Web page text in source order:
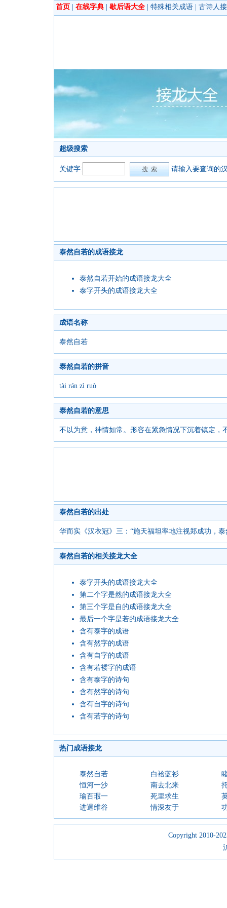
首页 在线字典 歇后语大全 特殊相关成语 古诗人
超级搜索
关键字: 请输入要查询的
泰然自若的成语接龙
泰然自若开始的成语接龙大全
泰字开头的成语接龙大全
成语名称
泰然自若
泰然自若的拼音
tài rán zì ruò
泰然自若的意思
不以为意，神情如常。形容在紧急情况下沉着镇定，
泰然自若的出处
华而实《汉衣冠》三：“施天福坦率地注视郑成功，
泰然自若的相关接龙大全
泰字开头的成语接龙大全
第二个字是然的成语接龙大全
第三个字是自的成语接龙大全
最后一个字是若的成语接龙大全
含有泰字的成语
含有然字的成语
含有自字的成语
含有若褛字的成语
含有泰字的诗句
含有然字的诗句
含有自字的诗句
含有若字的诗句
热门成语接龙
泰然自若 白袷蓝衫
恒河一沙
南去北来
瑜百瑕一
死里求生
进退维谷
情深友于
Copyright 2010-